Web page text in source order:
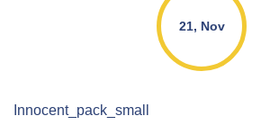
21, Nov
Innocent_pack_small